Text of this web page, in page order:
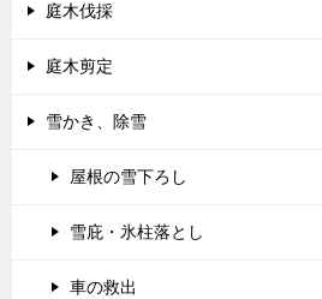
庭木伐採
庭木剪定
雪かき、除雪
屋根の雪下ろし
雪庇・氷柱落とし
車の救出